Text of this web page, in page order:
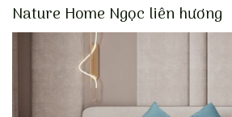
Nature Home Ngọc liên hương